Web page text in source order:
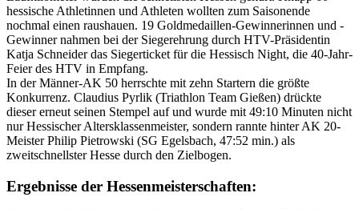
hessische Athletinnen und Athleten wollten zum Saisonende
nochmal einen raushauen. 19 Goldmedaillen-Gewinnerinnen und -
Gewinner nahmen bei der Siegerehrung durch HTV-Präsidentin
Katja Schneider das Siegerticket für die Hessisch Night, die 40-Jahr-
Feier des HTV in Empfang.
In der Männer-AK 50 herrschte mit zehn Startern die größte
Konkurrenz. Claudius Pyrlik (Triathlon Team Gießen) drückte
dieser erneut seinen Stempel auf und wurde mit 49:10 Minuten nicht
nur Hessischer Altersklassenmeister, sondern rannte hinter AK 20-
Meister Philip Pietrowski (SG Egelsbach, 47:52 min.) als
zweitschnellster Hesse durch den Zielbogen.
Ergebnisse der Hessenmeisterschaften: